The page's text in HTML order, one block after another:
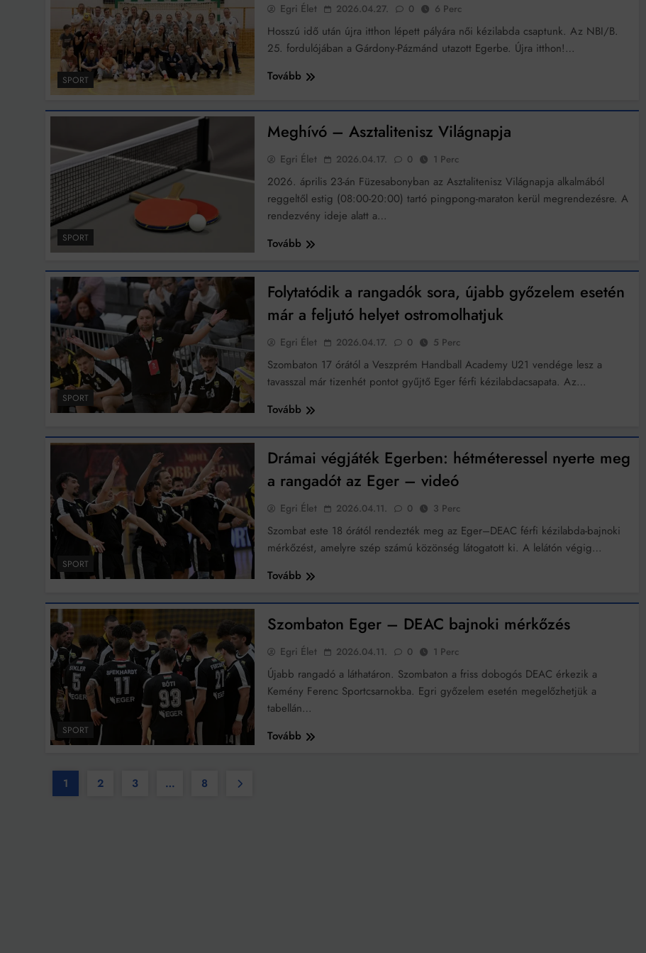
SPORT
Egri Élet 2026.04.27. 0 6 Perc
Hosszú idő után újra itthon lépett pályára női kézilabda csaptunk. Az NBI/B.
25. fordulójában a Gárdony-Pázmánd utazott Egerbe. Újra itthon!…
Tovább
SPORT
Meghívó – Asztalitenisz Világnapja
Egri Élet 2026.04.17. 0 1 Perc
2026. április 23-án Füzesabonyban az Asztalitenisz Világnapja alkalmából
reggeltől estig (08:00-20:00) tartó pingpong-maraton kerül megrendezésre. A
rendezvény ideje alatt a…
Tovább
SPORT
Folytatódik a rangadók sora, újabb győzelem esetén
már a feljutó helyet ostromolhatjuk
Egri Élet 2026.04.17. 0 5 Perc
Szombaton 17 órától a Veszprém Handball Academy U21 vendége lesz a
tavasszal már tizenhét pontot gyűjtő Eger férfi kézilabdacsapata. Az…
Tovább
SPORT
Drámai végjáték Egerben: hétméteressel nyerte meg
a rangadót az Eger – videó
Egri Élet 2026.04.11. 0 3 Perc
Szombat este 18 órától rendezték meg az Eger–DEAC férfi kézilabda-bajnoki
mérkőzést, amelyre szép számú közönség látogatott ki. A lelátón végig…
Tovább
SPORT
Szombaton Eger – DEAC bajnoki mérkőzés
Egri Élet 2026.04.11. 0 1 Perc
Újabb rangadó a láthatáron. Szombaton a friss dobogós DEAC érkezik a
Kemény Ferenc Sportcsarnokba. Egri győzelem esetén megelőzhetjük a
tabellán…
Tovább
1 2 3 … 8